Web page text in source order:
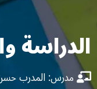
الدراسة
مدرس: المدرب